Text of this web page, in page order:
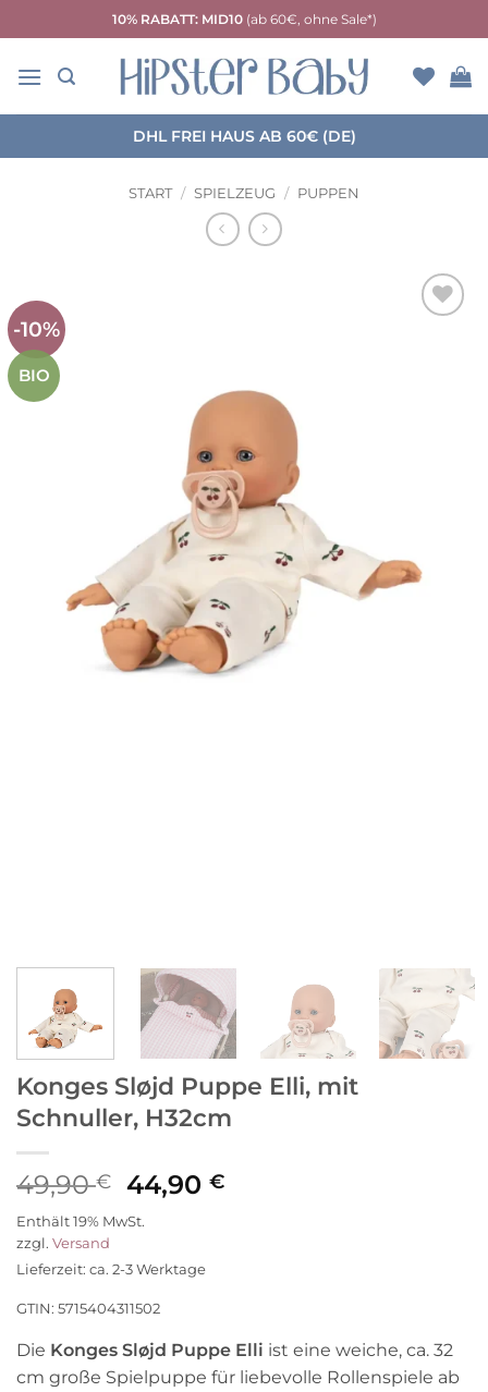
Inhalt
springen
10% RABATT: MID10(ab 60€, ohne Sale*)
DHL FREI HAUS AB 60€ (DE)
START / SPIELZEUG / PUPPEN
-10%
BIO
Konges Sløjd Puppe Elli, mit
Schnuller, H32cm
49,90€
Ursprünglicher
Preis
war:
49,90 €
44,90€Aktueller
Enthält 19% MwSt.
zzgl. Versand
Lieferzeit: ca. 2-3 Werktage
GTIN: 5715404311502
Die Konges Sløjd Puppe Elli ist eine weiche, ca. 32
cm große Spielpuppe für liebevolle Rollenspiele ab